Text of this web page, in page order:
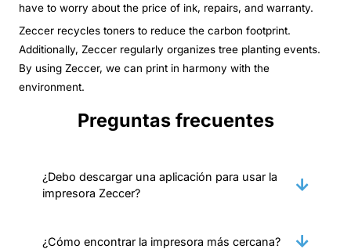
have to worry about the price of ink, repairs, and warranty.
Zeccer recycles toners to reduce the carbon footprint.
Additionally, Zeccer regularly organizes tree planting events.
By using Zeccer, we can print in harmony with the
environment.
Preguntas frecuentes
¿Debo descargar una aplicación para usar la
impresora Zeccer?
¿Cómo encontrar la impresora más cercana?